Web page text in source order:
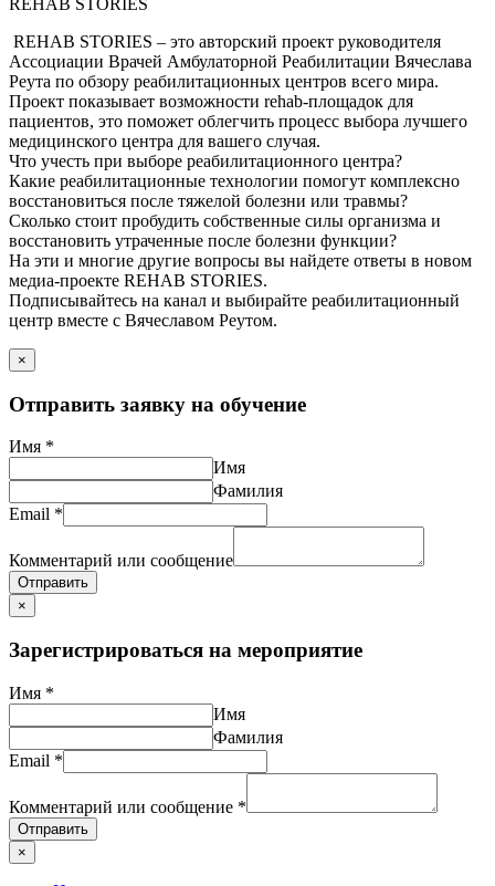
REHAB STORIES – это авторский проект руководителя
Ассоциации Врачей Амбулаторной Реабилитации Вячеслава
Реута по обзору реабилитационных центров всего мира.
Проект показывает возможности rehab-площадок для
пациентов, это поможет облегчить процесс выбора лучшего
медицинского центра для вашего случая.
Что учесть при выборе реабилитационного центра?
Какие реабилитационные технологии помогут комплексно
восстановиться после тяжелой болезни или травмы?
Сколько стоит пробудить собственные силы организма и
восстановить утраченные после болезни функции?
На эти и многие другие вопросы вы найдете ответы в новом
медиа-проекте REHAB STORIES.
Подписывайтесь на канал и выбирайте реабилитационный
центр вместе с Вячеславом Реутом.
×
Отправить заявку на обучение
Имя *
Имя
Фамилия
Email *
Комментарий или сообщение
Отправить
×
Зарегистрироваться на мероприятие
Имя *
Имя
Фамилия
Email *
Комментарий или сообщение *
Отправить
×